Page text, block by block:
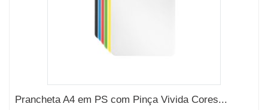
Prancheta A4 em PS com Pinça Vivida Cores...